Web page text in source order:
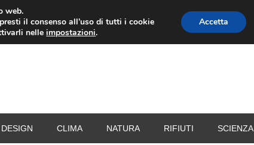
SPESA TERMOVALORIZZATORI VACANZE
CLIMA NATURA RIFIUTI SCIENZA
web.
il consenso all’uso di tutti i cookie
nelleimpostazioni.
Accetta